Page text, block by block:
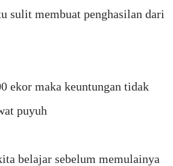
sulit membuat penghasilan dari
ekor maka keuntungan tidak
puyuh
belajar sebelum memulainya